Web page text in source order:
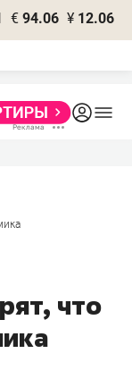
€ 94.06 ¥ 12.06
что